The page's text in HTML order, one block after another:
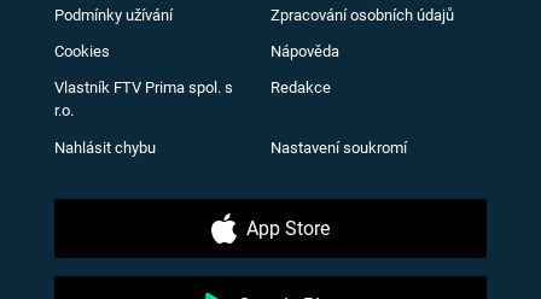
Podmínky užívání Zpracování osobních údajů
Cookies Nápověda
Vlastník FTV Prima spol. s
r.o.
Redakce
Nahlásit chybu Nastavení soukromí
App Store